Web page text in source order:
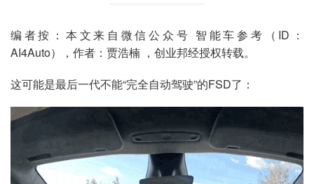
编者按：本文来自微信公众号 智能车参考（ID：
AI4Auto），作者： 贾浩楠 ，创业邦经授权转载。
这可能是最后一代不能“完全自动驾驶”的FSD了：